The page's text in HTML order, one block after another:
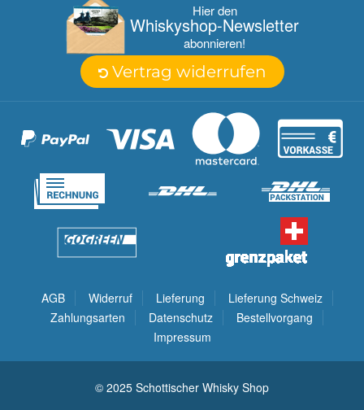
Hier den
Whisky­shop-Newsletter
abonnieren!
Vertrag widerrufen
AGB Widerruf Lieferung
Lieferung Schweiz
Zahlungsarten
Datenschutz
Bestellvorgang
Impressum
© 2025 Schottischer Whisky Shop